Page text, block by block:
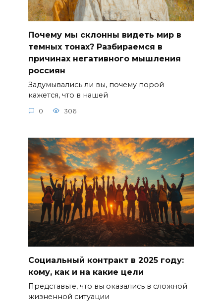
Почему мы склонны видеть мир в
темных тонах? Разбираемся в
причинах негативного мышления
россиян
Задумывались ли вы, почему порой
кажется, что в нашей
0 306
Социальный контракт в 2025 году:
кому, как и на какие цели
Представьте, что вы оказались в сложной
жизненной ситуации